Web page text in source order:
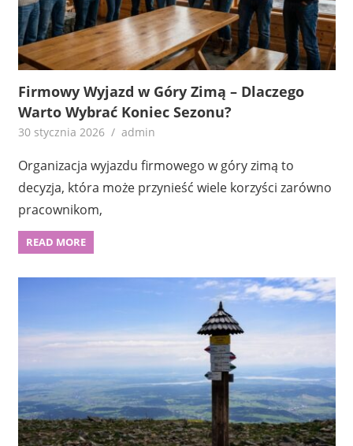
Firmowy Wyjazd w Góry Zimą – Dlaczego
Warto Wybrać Koniec Sezonu?
30 stycznia 2026 admin
Organizacja wyjazdu firmowego w góry zimą to
decyzja, która może przynieść wiele korzyści zarówno
pracownikom,
READ MORE